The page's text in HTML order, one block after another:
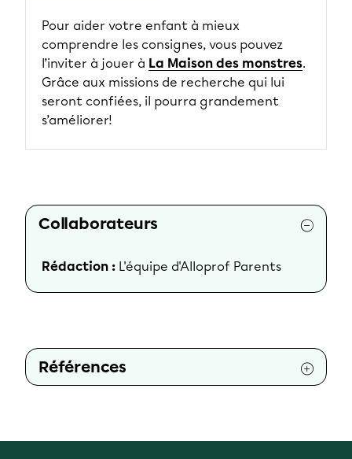
Pour aider votre enfant à mieux
comprendre les consignes, vous pouvez
l’inviter à jouer à La Maison des monstres.
Grâce aux missions de recherche qui lui
seront confiées, il pourra grandement
s’améliorer!
Collaborateurs
Rédaction : L'équipe d'Alloprof Parents
Références